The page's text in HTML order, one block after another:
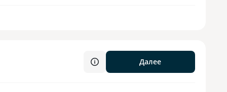
Далее